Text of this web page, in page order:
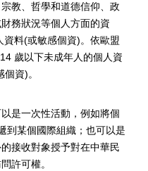
教、哲學和道德信仰、政
務狀況等個人方面的資
資料(或敏感個資)。依歐盟
14 歲以下未成年人的個人資
個資)。
是一次性活動，例如將個
到某個國際組織；也可以是
接收對象授予對在中華民
許可權。